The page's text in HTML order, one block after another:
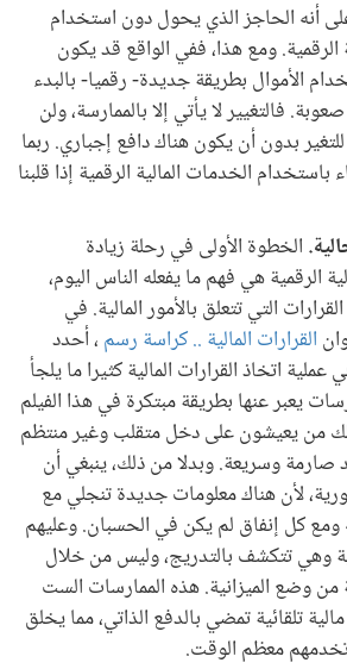
أنه الحاجز الذي يحول دون استخدام
الرقمية. ومع هذا، ففي الواقع قد يكون
الأموال بطريقة جديدة- رقميا- بالبدء
فالتغيير لا يأتي إلا بالممارسة، ولن
بدون أن يكون هناك دافع إجباري. ربما
الخدمات المالية الرقمية إذا قلبنا
الخطوة الأولى في رحلة زيادة
الرقمية هي فهم ما يفعله الناس اليوم،
التي تتعلق بالأمور المالية. في
القرارات المالية .. كراسة رسم ، أحدد
اتخاذ القرارات المالية كثيرا ما يلجأ
يعبر عنها بطريقة مبتكرة في هذا الفيلم
من يعيشون على دخل متقلب وغير منتظم
صارمة وسريعة. وبدلا من ذلك، ينبغي أن
لأن هناك معلومات جديدة تنجلي مع
كل إنفاق لم يكن في الحسبان. وعليهم
وهي تتكشف بالتدريج، وليس من خلال
وضع الميزانية. هذه الممارسات الست
تلقائية تمضي بالدفع الذاتي، مما يخلق
معظم الوقت.